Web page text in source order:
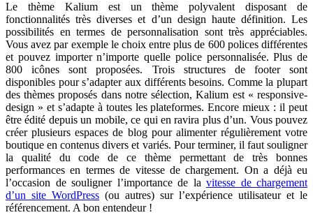
Le thème Kalium est un thème polyvalent disposant de
fonctionnalités très diverses et d’un design haute définition. Les
possibilités en termes de personnalisation sont très appréciables.
Vous avez par exemple le choix entre plus de 600 polices différentes
et pouvez importer n’importe quelle police personnalisée. Plus de
800 icônes sont proposées. Trois structures de footer sont
disponibles pour s’adapter aux différents besoins. Comme la plupart
des thèmes proposés dans notre sélection, Kalium est « responsive-
design » et s’adapte à toutes les plateformes. Encore mieux : il peut
être édité depuis un mobile, ce qui en ravira plus d’un. Vous pouvez
créer plusieurs espaces de blog pour alimenter régulièrement votre
boutique en contenus divers et variés. Pour terminer, il faut souligner
la qualité du code de ce thème permettant de très bonnes
performances en termes de vitesse de chargement. On a déjà eu
l’occasion de souligner l’importance de la vitesse de chargement
d’un site WordPress (ou autres) sur l’expérience utilisateur et le
référencement. A bon entendeur !